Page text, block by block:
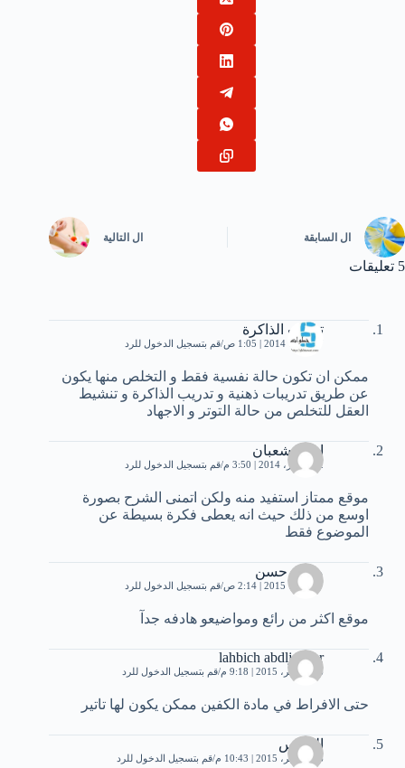
ال السابقة ال التالية
5 تعليقات
تدريب الذاكرة
قم بتسجيل الدخول للرد
ممكن ان تكون حالة نفسية فقط و التخلص منها يكون
عن طريق تدريبات ذهنية و تدريب الذاكرة و تنشيط
العقل للتخلص من حالة التوتر و الاجهاد
امينة شعبان
12 أكتوبر، 2014 | 3:50 م قم بتسجيل الدخول للرد
موقع ممتاز استفيد منه ولكن اتمنى الشرح بصورة
اوسع من ذلك حيث انه يعطى فكرة بسيطة عن
الموضوع فقط
محمد حسن
7 أكتوبر، 2015 | 2:14 ص قم بتسجيل الدخول للرد
موقع اكثر من رائع ومواضيعو هادفه جدآ
lahbich abdljabbar
26 نوفمبر، 2015 | 9:18 م قم بتسجيل الدخول للرد
حتى الافراط في مادة الكفين ممكن يكون لها تاتير
النورس
26 نوفمبر، 2015 | 10:43 م قم بتسجيل الدخول للرد